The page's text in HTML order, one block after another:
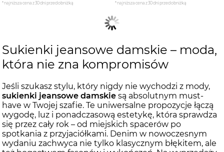
*najniższa cena z 30 dni przed obniżką *najniższa cena z 30 dni przed obniżką
Sukienki jeansowe damskie – moda,
która nie zna kompromisów
Jeśli szukasz stylu, który nigdy nie wychodzi z mody,
sukienki jeansowe damskie są absolutnym must-
have w Twojej szafie. Te uniwersalne propozycje łączą
wygodę, luz i ponadczasową estetykę, która sprawdza
się przez cały rok – od miejskich spacerów po
spotkania z przyjaciółkami. Denim w nowoczesnym
wydaniu zachwyca nie tylko klasycznym błękitem, ale